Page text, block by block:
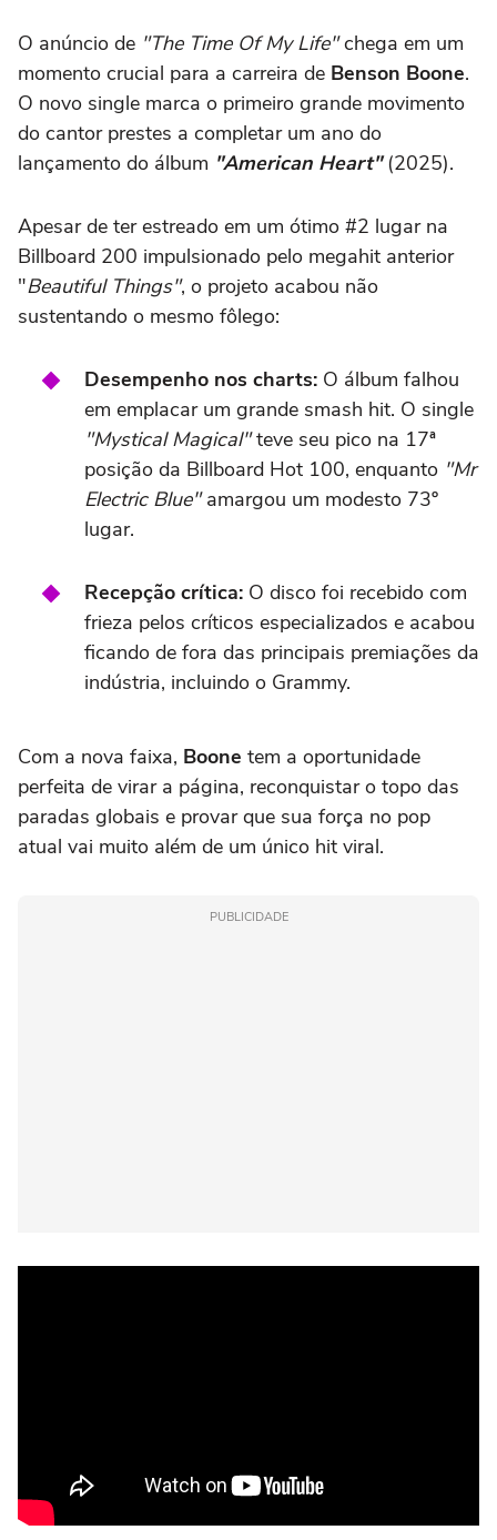
O anúncio de "The Time Of My Life"chega em um
momento crucial para a carreira de Benson Boone.
O novo single marca o primeiro grande movimento
do cantor prestes a completar um ano do
lançamento do álbum "American Heart" (2025).
Apesar de ter estreado em um ótimo #2 lugar na
Billboard 200 impulsionado pelo megahit anterior
"Beautiful Things", o projeto acabou não
sustentando o mesmo fôlego:
Desempenho nos charts: O álbum falhou
em emplacar um grande smash hit. O single
"Mystical Magical"teve seu pico na 17ª
posição da Billboard Hot 100, enquanto "Mr
Electric Blue"amargou um modesto 73º
lugar.
Recepção crítica: O disco foi recebido com
frieza pelos críticos especializados e acabou
ficando de fora das principais premiações da
indústria, incluindo o Grammy.
Com a nova faixa, Boone tem a oportunidade
perfeita de virar a página, reconquistar o topo das
paradas globais e provar que sua força no pop
atual vai muito além de um único hit viral.
PUBLICIDADE